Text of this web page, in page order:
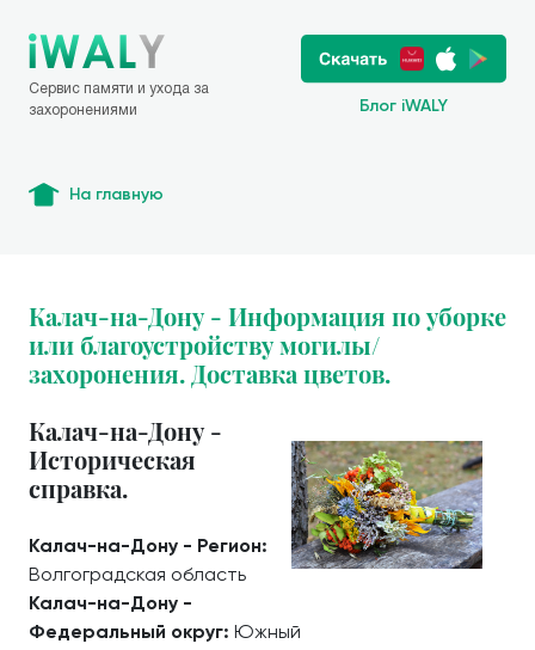
Сервис памяти и ухода за
захоронениями
Блог iWALY
На главную
Калач-на-Дону - Информация по уборке
или благоустройству могилы/
захоронения. Доставка цветов.
Калач-на-Дону -
Историческая
справка.
Калач-на-Дону - Регион:
Волгоградская область
Калач-на-Дону -
Федеральный округ: Южный